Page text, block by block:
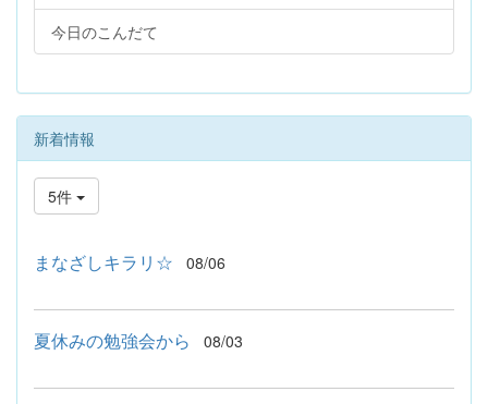
今日のこんだて
新着情報
5件
まなざしキラリ☆ 08/06
夏休みの勉強会から 08/03